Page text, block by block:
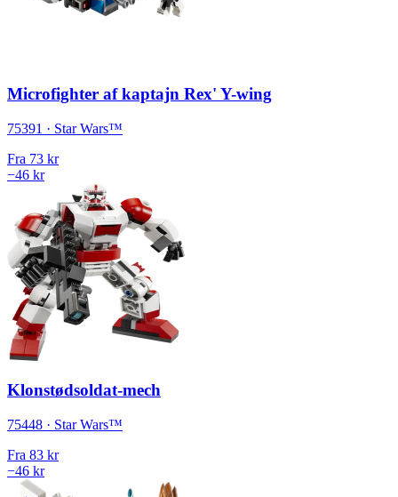
Microfighter af kaptajn Rex' Y-wing
75391 · Star Wars™
Fra 73 kr
−46 kr
Klonstødsoldat-mech
75448 · Star Wars™
Fra 83 kr
−46 kr